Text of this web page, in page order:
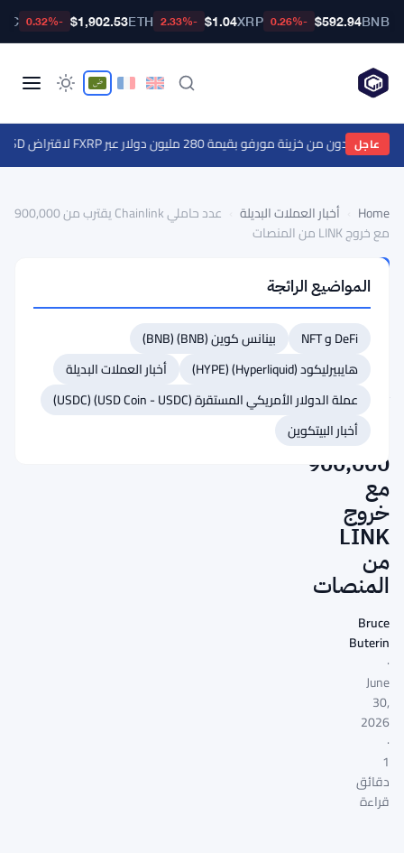
BNB
$592.94
-0.26%
XRP
$1.04
-2.33%
ETH
$1,902.53
-0.32%
عاجل
Home أخبار العملات البديلة
عدد حاملي Chainlink يقترب من 900,000
مع خروج LINK من المنصات
العملات
البديلة
عدد
حاملي
Chainlink
يقترب
900,000
مع
خروج
LINK
من
المنصات
Bruce
Buterin
·
June
30,
2026
·
1
دقائق
قراءة
المواضيع الرائجة
DeFi و NFT
بينانس كوين (BNB) (BNB)
هايبيرليكود (Hyperliquid) (HYPE)
أخبار العملات البديلة
عملة الدولار الأمريكي المستقرة (USD Coin - USDC) (USDC)
أخبار البيتكوين